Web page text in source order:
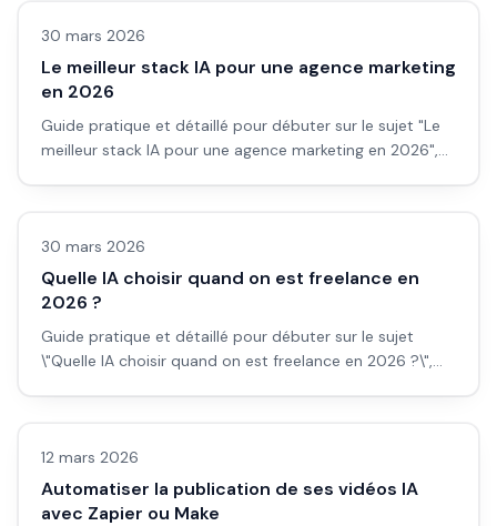
30 mars 2026
Le meilleur stack IA pour une agence marketing
en 2026
Guide pratique et détaillé pour débuter sur le sujet "Le
meilleur stack IA pour une agence marketing en 2026",
Automatisation
30 mars 2026
Quelle IA choisir quand on est freelance en
2026 ?
Guide pratique et détaillé pour débuter sur le sujet
\"Quelle IA choisir quand on est freelance en 2026 ?\",
Automatisation
12 mars 2026
Automatiser la publication de ses vidéos IA
avec Zapier ou Make